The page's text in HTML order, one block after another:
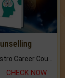
The CogniAstro Career Counselling Report is the most comprehensive report available on this topic.
CHECK NOW